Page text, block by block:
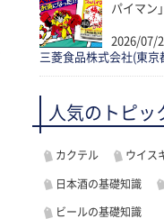
パイマン
2026/07/
三菱食品株式会社(東
人気のトピッ
カクテル ウイス
日本酒の基礎知識
ビールの基礎知識